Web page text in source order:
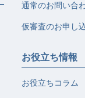
通常のお問い合
仮審査のお申し
お役立ち情報
お役立ちコラム